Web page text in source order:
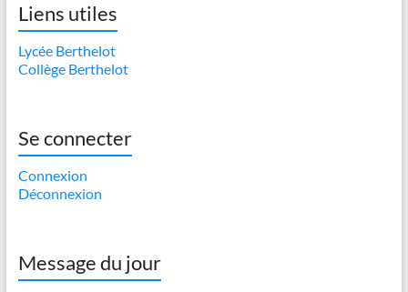
Liens utiles
Lycée Berthelot
Collège Berthelot
Se connecter
Connexion
Déconnexion
Message du jour